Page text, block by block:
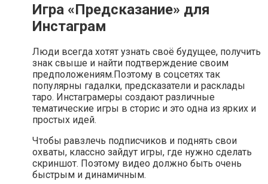
Игра «Предсказание» для
Инстаграм
Люди всегда хотят узнать своё будущее, получить
знак свыше и найти подтверждение своим
предположениям.Поэтому в соцсетях так
популярны гадалки, предсказатели и расклады
таро. Инстаграмеры создают различные
тематические игры в сторис и это одна из ярких и
простых идей.
Чтобы равзлечь подписчиков и поднять свои
охваты, классно зайдут игры, где нужно сделать
скриншот. Поэтому видео должно быть очень
быстрым и динамичным.